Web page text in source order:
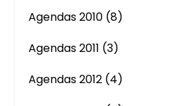
Agendas 2010 (8)
Agendas 2011 (3)
Agendas 2012 (4)